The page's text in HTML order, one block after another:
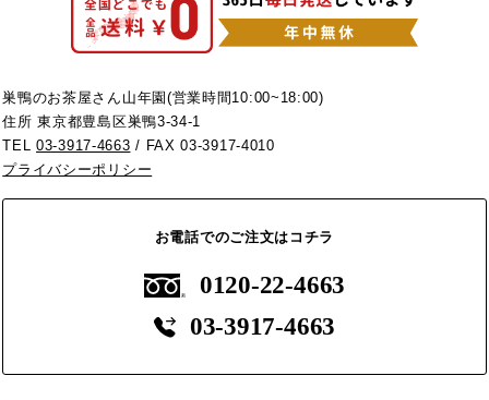
巣鴨のお茶屋さん山年園(営業時間10:00~18:00)
住所 東京都豊島区巣鴨3-34-1
TEL03-3917-4663 / FAX 03-3917-4010
プライバシーポリシー
お電話でのご注文はコチラ
0120-22-4663
03-3917-4663